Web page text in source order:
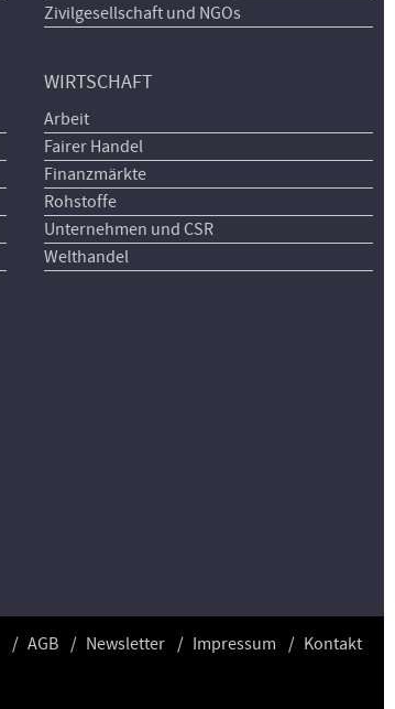
Zivilgesellschaft und NGOs
WIRTSCHAFT
Arbeit
Fairer Handel
Finanzmärkte
Rohstoffe
Unternehmen und CSR
Welthandel
Kontakt
Impressum
Newsletter
AGB